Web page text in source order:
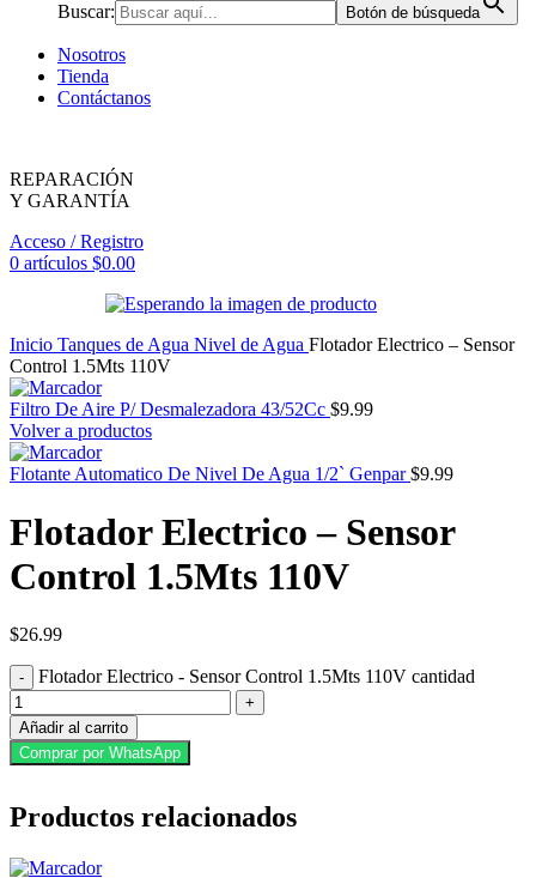
Buscar: Botón de búsqueda
Nosotros
Tienda
Contáctanos
REPARACIÓN
Y GARANTÍA
Acceso / Registro
0 artículos $0.00
Inicio Tanques de Agua Nivel de Agua Flotador Electrico – Sensor
Control 1.5Mts 110V
Filtro De Aire P/ Desmalezadora 43/52Cc $9.99
Volver a productos
Flotante Automatico De Nivel De Agua 1/2` Genpar$9.99
Flotador Electrico – Sensor
Control 1.5Mts 110V
$26.99
Flotador Electrico - Sensor Control 1.5Mts 110V cantidad
Añadir al carrito
Comprar por WhatsApp
Productos relacionados